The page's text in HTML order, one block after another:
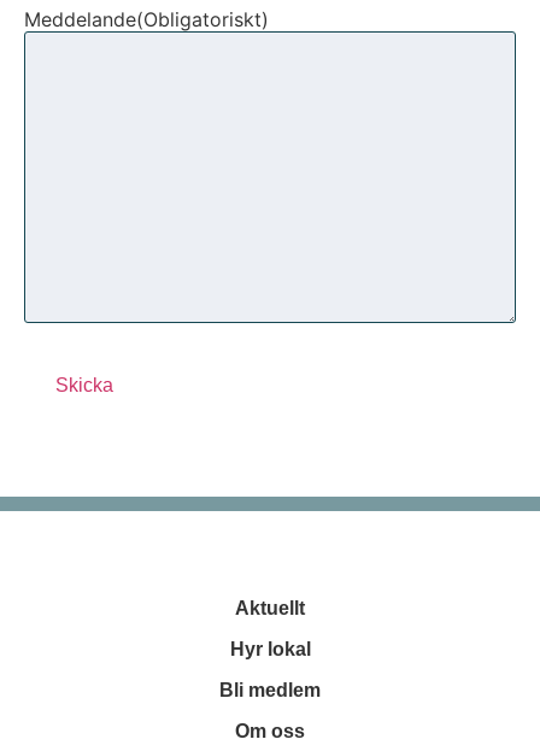
Meddelande(Obligatoriskt)
Aktuellt
Hyr lokal
Bli medlem
Om oss